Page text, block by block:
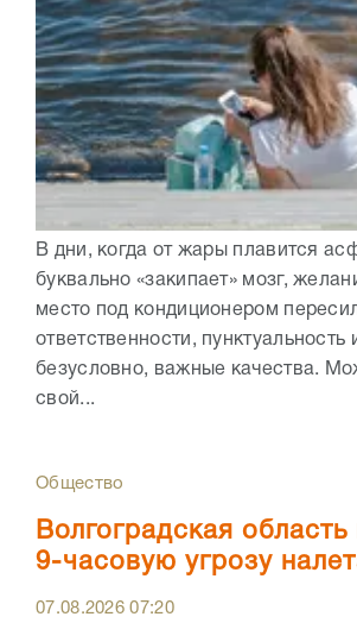
В дни, когда от жары плавится
буквально «закипает» мозг,
место под кондиционером
ответственности, пунктуальность
безусловно, важные качества.
свой...
Общество
Волгоградская
9-часовую угрозу
07.08.202607:20